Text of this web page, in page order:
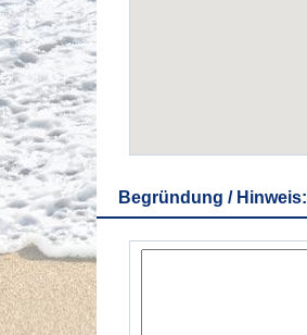
Begründung / Hinweis: